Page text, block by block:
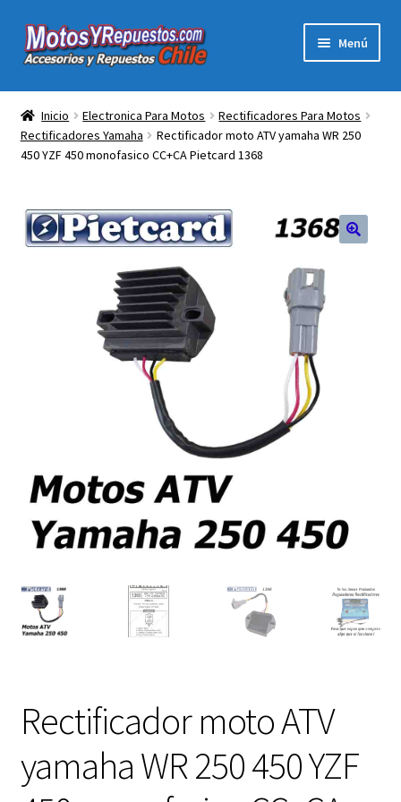
Ir
a
Ir
al
Menú
Acc y Rep Motocross Enduro
menú
Electronica Para Motos
Filtros para Motos
Herramientas Para Taller
Ropa para Motociclistas
Tienda Física Motosyrepuestos
FAQ Preguntas Frecuentes
Inicio Electronica Para Motos
Rectificadores Para Motos
Rectificadores Yamaha
Rectificador moto ATV yamaha WR 250
450 YZF 450 monofasico CC+CA Pietcard 1368
Rectificador moto ATV
yamaha WR 250 450 YZF